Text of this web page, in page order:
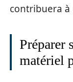
contribuera à
Préparer
matériel